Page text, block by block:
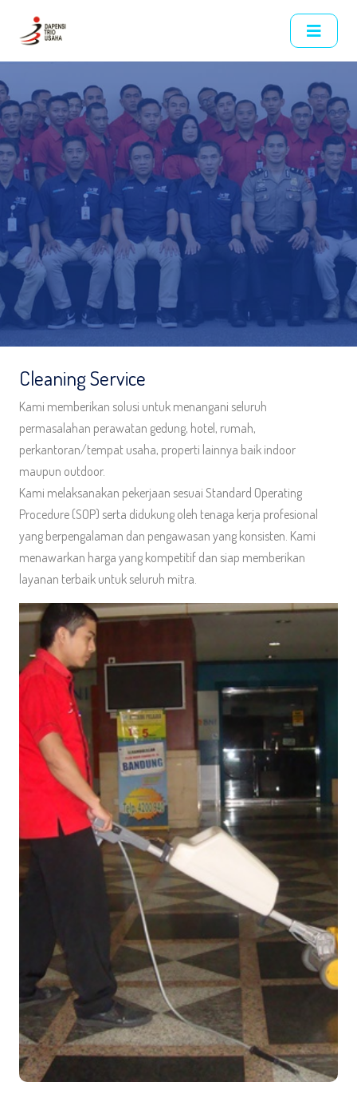
Cleaning Service
Kami memberikan solusi untuk menangani seluruh
permasalahan perawatan gedung, hotel, rumah,
perkantoran/tempat usaha, properti lainnya baik indoor
maupun outdoor.
Kami melaksanakan pekerjaan sesuai Standard Operating
Procedure (SOP) serta didukung oleh tenaga kerja profesional
yang berpengalaman dan pengawasan yang konsisten. Kami
menawarkan harga yang kompetitif dan siap memberikan
layanan terbaik untuk seluruh mitra.